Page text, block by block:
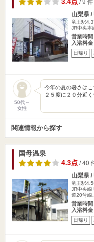
3.4点/ 9 件
山梨県 /
竜王駅
JR中央本
営業時
入浴料
日帰り
50代～
女性
今年の夏の暑さは
２５度に２０分近
関連情報から探す
国母温泉
4.3点/ 40
山梨県 /
竜王駅
JR中央線
道20号線…
営業時
入浴料
日帰り